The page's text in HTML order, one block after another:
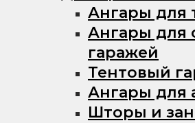
Ангары для
Ангары для
гаражей
Тентовый
Ангары для
Шторы и